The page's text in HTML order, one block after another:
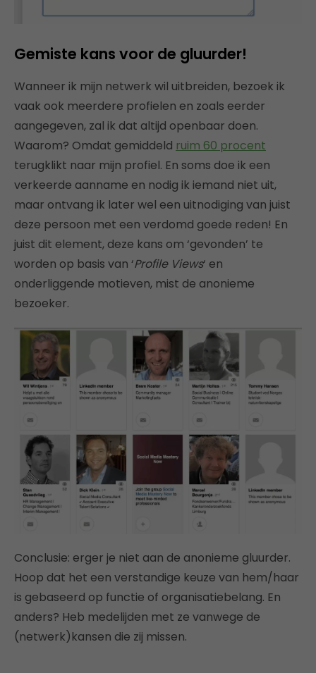
Gemiste kans voor de gluurder!
Wanneer ik mijn netwerk wil uitbreiden, bezoek ik
vaak ook meerdere profielen en zoals eerder
aangegeven, zal ik dat altijd openbaar doen.
Waarom? Omdat gemiddeld ruim 60 procent
terugklikt naar mijn profiel. En soms doe ik een
verkeerde aanname en nodig ik iemand niet uit,
maar ontvang ik later wel een uitnodiging van juist
deze persoon met een verdomd goede reden! En
juist dit element, deze kans om ‘gevonden’ te
worden op basis van ‘Profile Views‘ en
onderliggende motieven, mist de anonieme
bezoeker.
Conclusie: erger je niet aan de anonieme gluurder.
Hoop dat het een verstandige keuze van hem/haar
is gebaseerd op functie of organisatiebelang. En
anders? Heb medelijden met ze vanwege de
(netwerk)kansen die zij missen.